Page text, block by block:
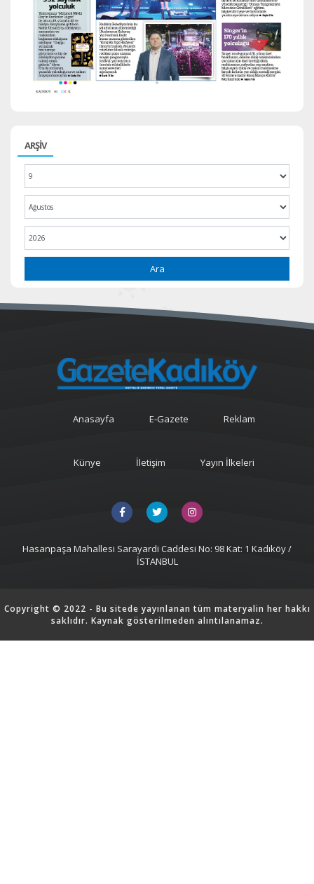
ARŞİV
Ara
Anasayfa E-Gazete Reklam
Künye İletişim Yayın İlkeleri
Hasanpaşa Mahallesi Sarayardi Caddesi No: 98 Kat: 1 Kadıköy /
İSTANBUL
Copyright © 2022 - Bu sitede yayınlanan tüm materyalin her hakkı
saklıdır. Kaynak gösterilmeden alıntılanamaz.